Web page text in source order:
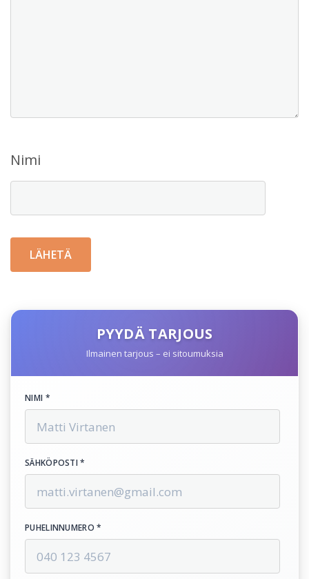
Nimi
PYYDÄ TARJOUS
Ilmainen tarjous – ei sitoumuksia
NIMI *
SÄHKÖPOSTI *
PUHELINNUMERO *